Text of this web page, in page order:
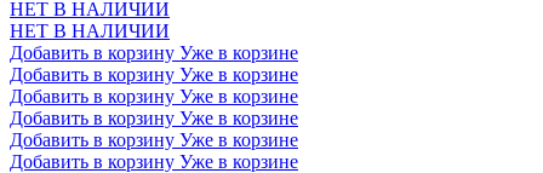
НЕТ В НАЛИЧИИ
НЕТ В НАЛИЧИИ
Добавить в корзину Уже в корзине
Добавить в корзину Уже в корзине
Добавить в корзину Уже в корзине
Добавить в корзину Уже в корзине
Добавить в корзину Уже в корзине
Добавить в корзину Уже в корзине